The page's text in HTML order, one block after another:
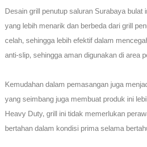
Desain grill penutup saluran Surabaya
yang lebih menarik dan berbeda dari grill
celah, sehingga lebih efektif dalam
anti-slip, sehingga aman digunakan di area
Kemudahan dalam pemasangan juga
yang seimbang juga membuat produk ini
Heavy Duty, grill ini tidak memerlukan
bertahan dalam kondisi prima selama